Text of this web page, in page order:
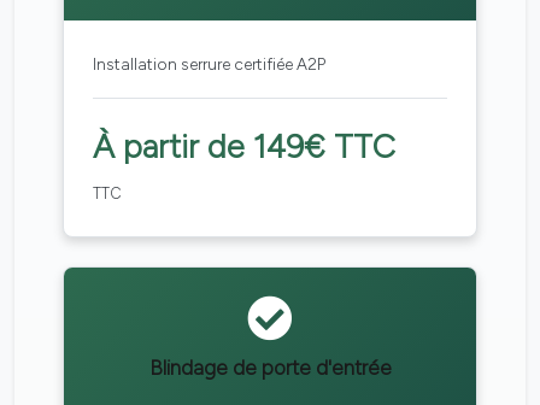
Installation serrure certifiée A2P
À partir de 149€ TTC
TTC
Blindage de porte d'entrée